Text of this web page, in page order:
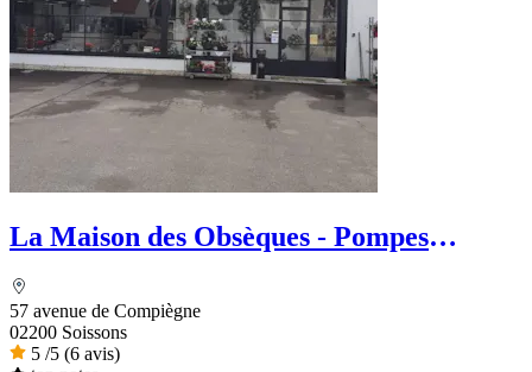
La Maison des Obsèques - Pompes
57 avenue de Compiègne
02200 Soissons
5 /5 (6 avis)